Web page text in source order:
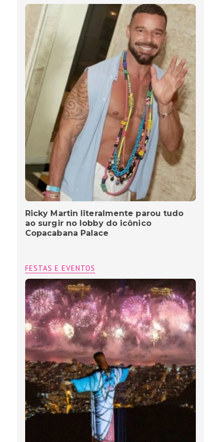
Ricky Martin literalmente parou tudo
ao surgir no lobby do icônico
Copacabana Palace
FESTAS E EVENTOS